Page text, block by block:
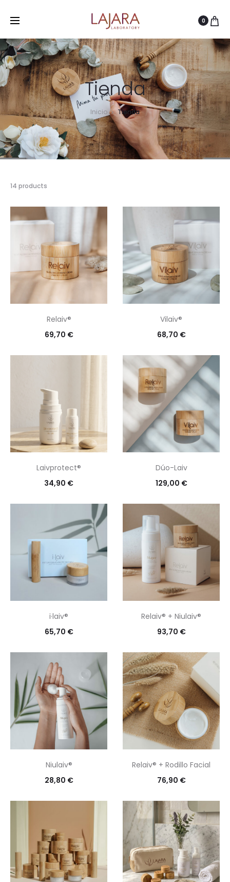
0
Tienda
Inicio Tienda
14 products
Relaiv®
69,70 €
Vilaiv®
68,70 €
Laivprotect®
34,90 €
Dúo-Laiv
129,00 €
i·laiv®
65,70 €
Relaiv® + Niulaiv®
93,70 €
Niulaiv®
28,80 €
Relaiv® + Rodillo Facial
76,90 €